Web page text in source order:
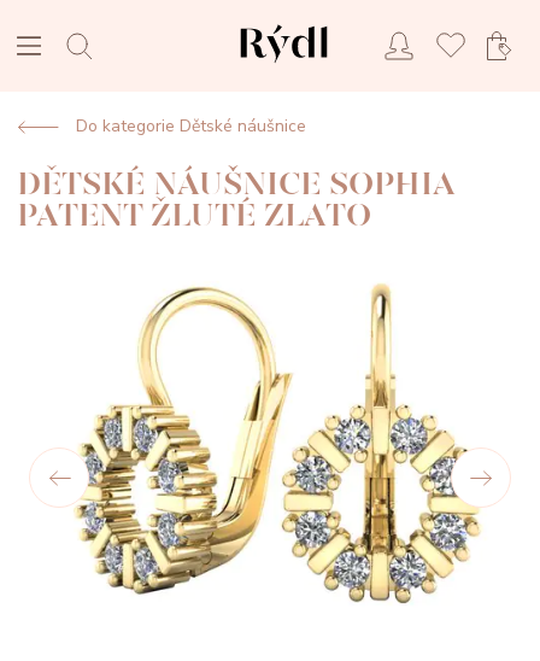
Do kategorie Dětské náušnice
DĚTSKÉ NÁUŠNICE SOPHIA
PATENT ŽLUTÉ ZLATO